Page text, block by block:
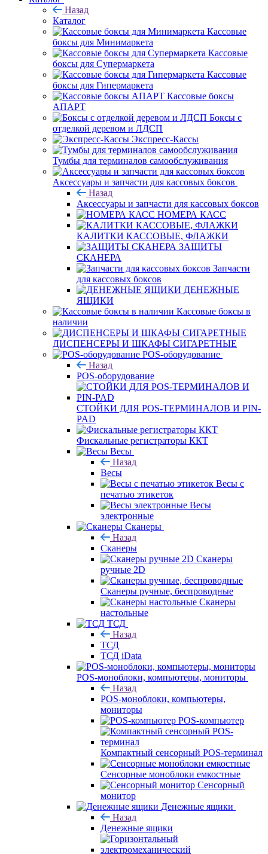
Назад
Каталог
Кассовые
боксы для Минимаркета
Кассовые
боксы для Супермаркета
Кассовые
боксы для Гипермаркета
Кассовые боксы
АПАРТ
Боксы с
отделкой деревом и ЛДСП
Экспресс-Кассы
Тумбы для терминалов самообслуживания
Аксессуары и запчасти для кассовых боксов
Назад
Аксессуары и запчасти для кассовых боксов
НОМЕРА КАСС
КАЛИТКИ КАССОВЫЕ, ФЛАЖКИ
ЗАЩИТЫ
СКАНЕРА
Запчасти
для кассовых боксов
ДЕНЕЖНЫЕ
ЯЩИКИ
Кассовые боксы в
наличии
ДИСПЕНСЕРЫ И ШКАФЫ СИГАРЕТНЫЕ
POS-оборудование
Назад
POS-оборудование
СТОЙКИ ДЛЯ POS-ТЕРМИНАЛОВ И PIN-
PAD
Фискальные регистраторы ККТ
Весы
Назад
Весы
Весы с
печатью этикеток
Весы
электронные
Сканеры
Назад
Сканеры
Сканеры
ручные 2D
Сканеры ручные, беспроводные
Сканеры
настольные
ТСД
Назад
ТСД
ТСД iData
POS-моноблоки, компьютеры, мониторы
Назад
POS-моноблоки, компьютеры,
мониторы
POS-компьютер
Компактный сенсорный POS-терминал
Сенсорные моноблоки емкостные
Сенсорный
монитор
Денежные ящики
Назад
Денежные ящики